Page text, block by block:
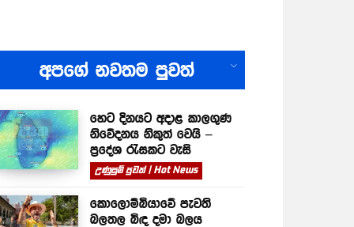
අපගේ නවතම පුවත්
හෙට දිනයට අදාළ කාලගුණ
නිවේදනය නිකුත් වෙයි –
ප්‍රදේශ රැසකට වැසි
උණුසුම් පුවත් | Hot News
කොලොම්බියාවේ පැවති
බලතල බිඳ දමා බලය